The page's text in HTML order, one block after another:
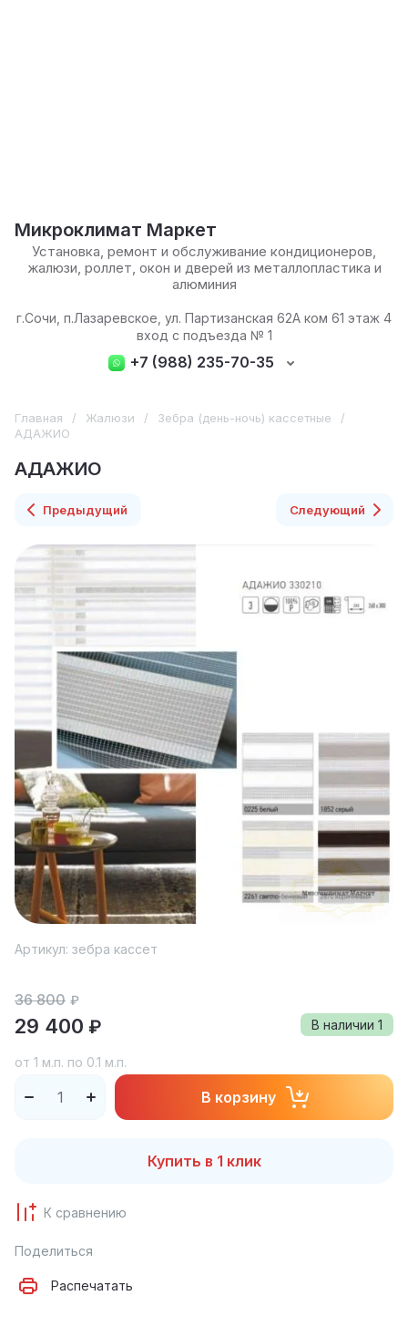
г.Сочи, п.Лазаревское, ул. Партизанская 62А ком 61 этаж 4
вход с подъезда № 1
+7 (988) 235-70-35
Микроклимат Маркет
Установка, ремонт и обслуживание кондиционеров,
жалюзи, роллет, окон и дверей из металлопластика и
алюминия
Главная / Жалюзи / Зебра (день-ночь) кассетные
/
АДАЖИО
АДАЖИО
Предыдущий Следующий
Артикул: зебра кассет
В наличии 1
36 800 ₽
29 400 ₽
от 1 м.п. по 0.1 м.п.
В корзину
Купить в 1 клик
К сравнению
Поделиться
Распечатать